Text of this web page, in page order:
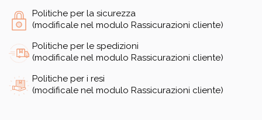
Politiche per la sicurezza
(modificale nel modulo Rassicurazioni cliente)
Politiche per le spedizioni
(modificale nel modulo Rassicurazioni cliente)
Politiche per i resi
(modificale nel modulo Rassicurazioni cliente)